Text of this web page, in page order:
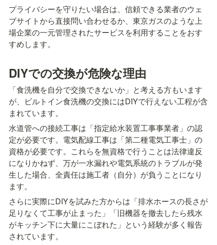
プライバシーを守りたい場合は、信頼できる業者のウェ
ブサイトから直接問い合わせるか、東京ガスのような上
場企業の一元管理されたサービスを利用することをおす
すめします。
DIYでの交換が危険な理由
「食洗機を自分で交換できないか」と考える方もいます
が、ビルトイン食洗機の交換にはDIYで行えない工程が含
まれています。
水道管への接続工事は「指定給水装置工事事業者」の認
定が必要です。電気配線工事は「第二種電気工事士」の
資格が必要です。これらを無資格で行うことは法律違反
になりかねず、万が一水漏れや電気系統のトラブルが発
生した場合、全責任は施工者（自分）が負うことになり
ます。
さらに実際にDIYを試みた方からは「排水ホースの長さが
足りなくて工事が止まった」「旧機器を撤去したら残水
がキッチン下に大量にこぼれた」という経験が多く報告
されています。